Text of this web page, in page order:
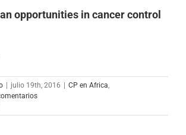
opportunities in cancer control
| julio 19th, 2016 | CP en Africa,